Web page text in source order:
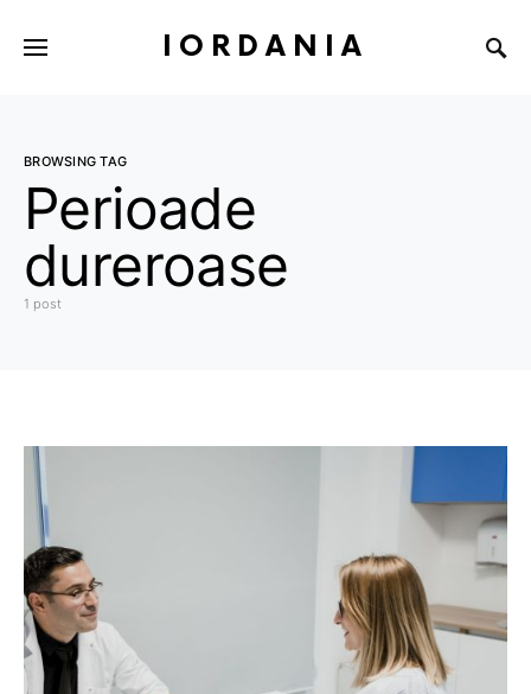
IORDANIA
BROWSING TAG
Perioade
dureroase
1 post